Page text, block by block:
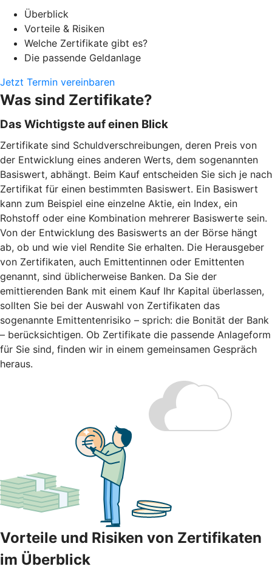
Überblick
Vorteile & Risiken
Welche Zertifikate gibt es?
Die passende Geldanlage
Jetzt Termin vereinbaren
Was sind Zertifikate?
Das Wichtigste auf einen Blick
Zertifikate sind Schuldverschreibungen, deren Preis von
der Entwicklung eines anderen Werts, dem sogenannten
Basiswert, abhängt. Beim Kauf entscheiden Sie sich je nach
Zertifikat für einen bestimmten Basiswert. Ein Basiswert
kann zum Beispiel eine einzelne Aktie, ein Index, ein
Rohstoff oder eine Kombination mehrerer Basiswerte sein.
Von der Entwicklung des Basiswerts an der Börse hängt
ab, ob und wie viel Rendite Sie erhalten. Die Herausgeber
von Zertifikaten, auch Emittentinnen oder Emittenten
genannt, sind üblicherweise Banken. Da Sie der
emittierenden Bank mit einem Kauf Ihr Kapital überlassen,
sollten Sie bei der Auswahl von Zertifikaten das
sogenannte Emittentenrisiko – sprich: die Bonität der Bank
– berücksichtigen. Ob Zertifikate die passende Anlageform
für Sie sind, finden wir in einem gemeinsamen Gespräch
heraus.
Vorteile und Risiken von Zertifikaten
im Überblick